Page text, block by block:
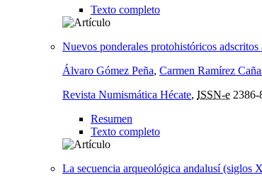
Texto completo
Nuevos ponderales protohistóricos
Álvaro Gómez Peña, Carmen Ramírez
Revista Numismática Hécate, ISSN-e 2386-
Resumen
Texto completo
La secuencia arqueológica andalusí (siglos